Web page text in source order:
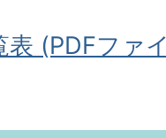
表 (PDFファ